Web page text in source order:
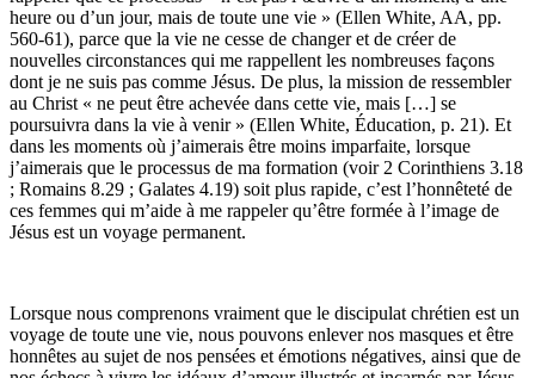
heure ou d’un jour, mais de toute une vie » (Ellen White, AA, pp.
560-61), parce que la vie ne cesse de changer et de créer de
nouvelles circonstances qui me rappellent les nombreuses façons
dont je ne suis pas comme Jésus. De plus, la mission de ressembler
au Christ « ne peut être achevée dans cette vie, mais […] se
poursuivra dans la vie à venir » (Ellen White, Éducation, p. 21). Et
dans les moments où j’aimerais être moins imparfaite, lorsque
j’aimerais que le processus de ma formation (voir 2 Corinthiens 3.18
; Romains 8.29 ; Galates 4.19) soit plus rapide, c’est l’honnêteté de
ces femmes qui m’aide à me rappeler qu’être formée à l’image de
Jésus est un voyage permanent.
Lorsque nous comprenons vraiment que le discipulat chrétien est un
voyage de toute une vie, nous pouvons enlever nos masques et être
honnêtes au sujet de nos pensées et émotions négatives, ainsi que de